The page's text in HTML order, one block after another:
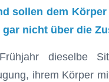
sollen dem
gar nicht über die
dieselbe
ihrem Körper